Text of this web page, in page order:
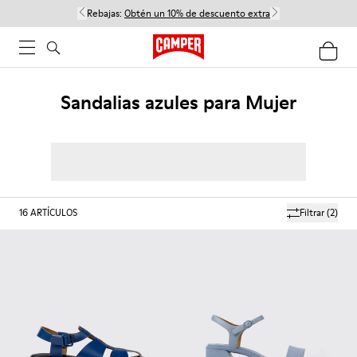
Rebajas: Obtén un 10% de descuento extra
Sandalias azules para Mujer
Filtrar(2)
16ARTÍCULOS